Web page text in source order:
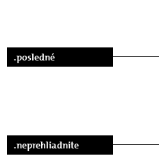
.posledné
.neprehliadnite